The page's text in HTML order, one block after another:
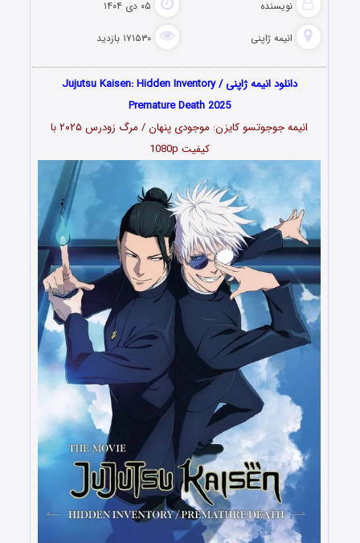
نویسنده ۰۵ دی ۱۴۰۴
انیمه ژاپنی ۱۷۱۵۳۰ بازدید
دانلود انیمه ژاپنیJujutsu Kaisen: Hidden Inventory /
Premature Death 2025
انیمه جوجوتسو کایزن: موجودی پنهان / مرگ زودرس۲۰۲۵با
کیفیت 1080p